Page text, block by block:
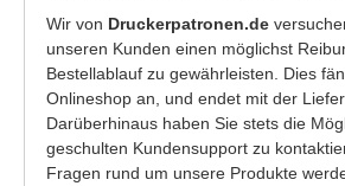
Wir von Druckerpatronen.de
unseren Kunden einen möglichst
Bestellablauf zu gewährleisten. Dies
Onlineshop an, und endet mit der
Darüberhinaus haben Sie stets die
geschulten Kundensupport zu
Fragen rund um unsere Produkte